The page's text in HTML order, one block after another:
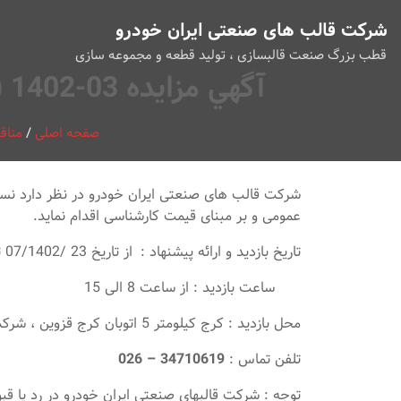
شرکت قالب های صنعتی ایران خودرو
قطب بزرگ صنعت قالبسازی ، تولید قطعه و مجموعه سازی
آگهي مزايده 03-1402 (ضایعات توليدی) و مزایده 05-1402 (ضایعات غیر تولیدی)
صفحه اصلی/
شرکت قالب های صنعتی ایران خودرو در نظر دارد
عمومی و بر مبنای قیمت کارشناسی اقدام نماید.
تاريخ بازديد و ارائه پيشنهاد : از تاریخ 23 /07/1402 تا پايان وقت اداري 26 /07/1402
ساعت بازدید : از ساعت 8 الی 15
محل بازديد : كرج كيلومتر 5 اتوبان كرج قزوين ، شركت قالبهاي صنعتي ايران خودرو
تلفن تماس : 34710619
–
توجه : شركت قالبهاي صنعتي ايران خودرو در رد يا